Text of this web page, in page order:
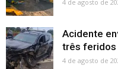
4 de agosto de
Acidente
três feridos
4 de agosto de